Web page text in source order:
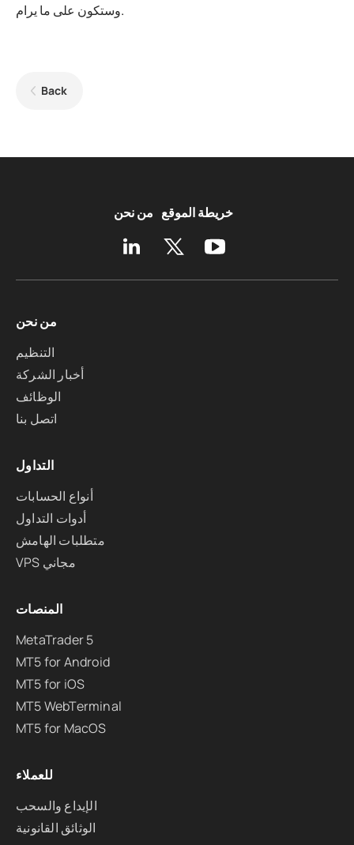
وستكون على ما يرام.
Back
من نحن خريطة الموقع
من نحن
التنظيم
أخبار الشركة
الوظائف
اتصل بنا
التداول
أنواع الحسابات
أدوات التداول
متطلبات الهامش
VPS مجاني
المنصات
MetaTrader 5
MT5 for Android
MT5 for iOS
MT5 WebTerminal
MT5 for MacOS
للعملاء
الإيداع والسحب
الوثائق القانونية